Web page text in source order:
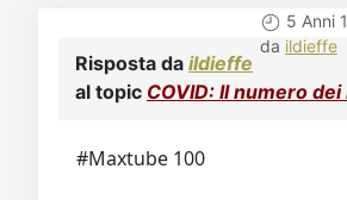
5 Anni
da ildieffe
Risposta da ildieffe
al topic COVID: Il numero
#Maxtube 100